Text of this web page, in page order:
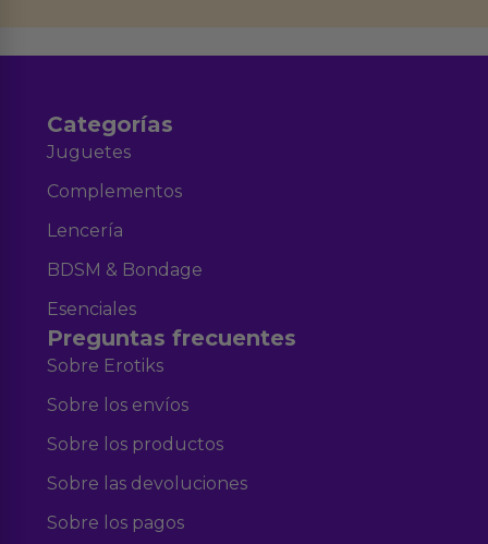
Categorías
Juguetes
Complementos
Lencería
BDSM & Bondage
Esenciales
Preguntas frecuentes
Sobre Erotiks
Sobre los envíos
Sobre los productos
Sobre las devoluciones
Sobre los pagos